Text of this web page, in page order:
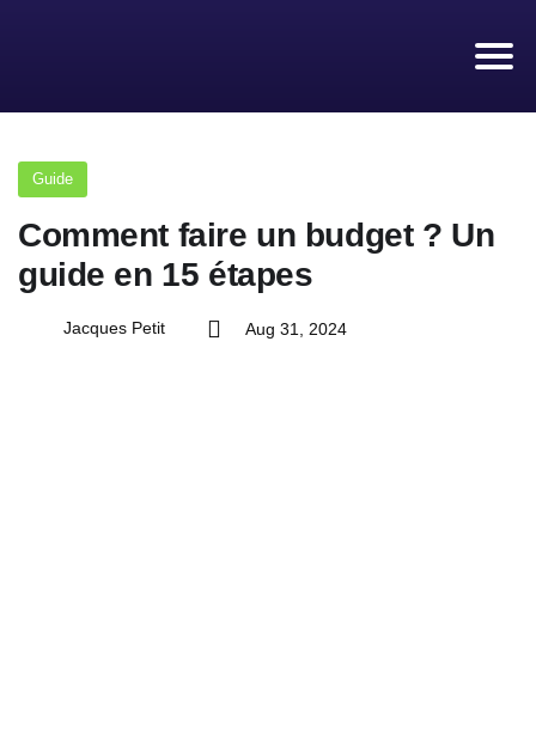
À Propos
Appliquer maintenant 💰
Guide
Comment faire un budget ? Un
guide en 15 étapes
Jacques Petit Aug 31, 2024